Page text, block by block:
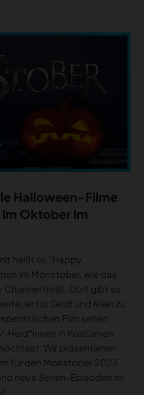
Halloween-Filme
im Oktober im
heißt es “Happy
im Monstober, wie das
Channel heißt. Dort gibt es
für Groß und Klein zu
Film sehen
Held*innen in Kostümen
Wir präsentieren
für den Monstober 2023
neue Serien-Episoden im